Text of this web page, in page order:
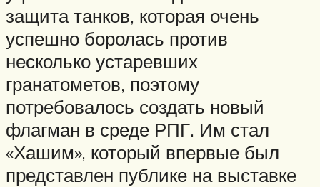
защита танков, которая очень
успешно боролась против
несколько устаревших
гранатометов, поэтому
потребовалось создать новый
флагман в среде РПГ. Им стал
«Хашим», который впервые был
представлен публике на выставке